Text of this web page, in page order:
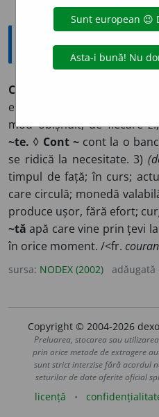
Explicative DEX
CUR
este în curs; în care ne
mod obișnuit; de fiecare
~te. ◊ Cont ~cont la o
se ridică la necesitate. 3)
timpul de față; în curs;
care circulă; monedă
produce ușor, fără efort;
~tă apă care vine prin țevi
în orice moment. /<fr.
sursa: NODEX (2002) adăugată
Copyright © 2004-2026
Preluarea, stocarea sau
prin orice metode de extragere
sunt strict interzise fără acordul
seturilor de date oferite oficial
licență